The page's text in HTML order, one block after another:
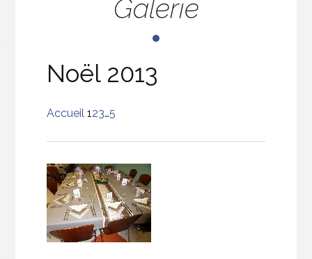
Galerie
Noël 2013
Accueil 123…5